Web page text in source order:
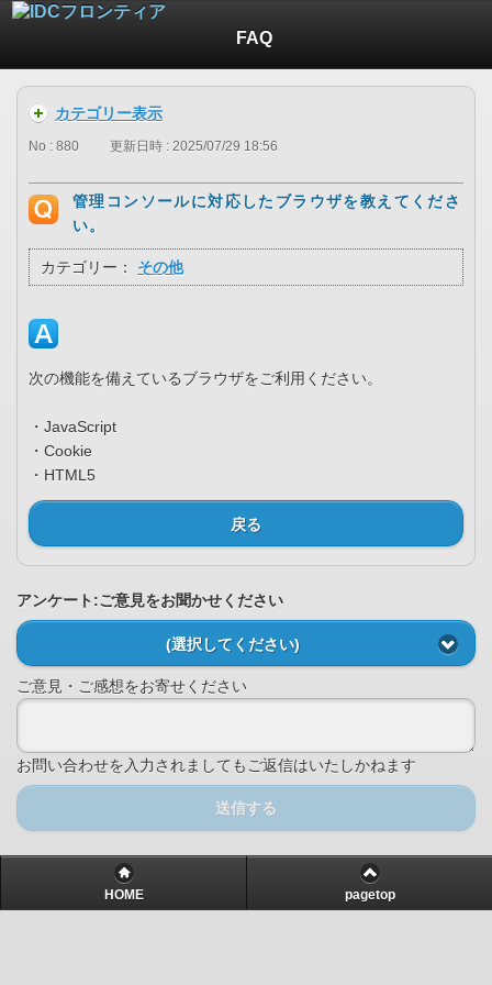
FAQ
カテゴリー表示
No : 880 更新日時 : 2025/07/29 18:56
管理コンソールに対応したブラウザを教えてくださ
い。
カテゴリー： その他
次の機能を備えているブラウザをご利用ください。
・JavaScript
・Cookie
・HTML5
戻る
アンケート:ご意見をお聞かせください
(選択してください)
ご意見・ご感想をお寄せください
お問い合わせを入力されましてもご返信はいたしかねます
送信する
HOME pagetop